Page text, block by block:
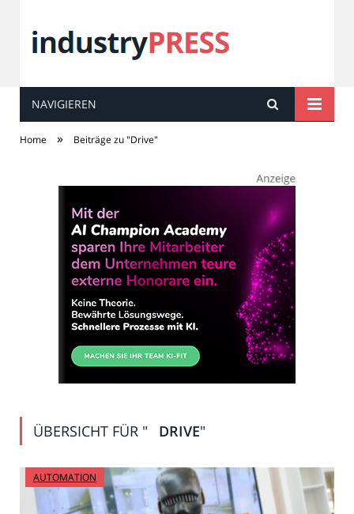
industryPRESS
NAVIGIEREN
Home » Beiträge zu "Drive"
ÜBERSICHT FÜR " DRIVE"
AUTOMATION